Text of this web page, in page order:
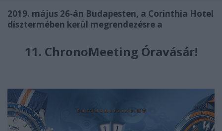
2019. május 26-án Budapesten, a Corinthia Hotel
dísztermében kerül megrendezésre a
11. ChronoMeeting Óravásár!